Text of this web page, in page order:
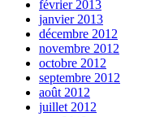
février 2013
janvier 2013
décembre 2012
novembre 2012
octobre 2012
septembre 2012
août 2012
juillet 2012